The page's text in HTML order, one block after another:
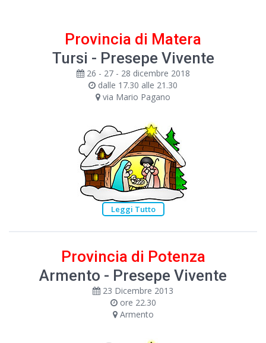
Provincia di Matera
Tursi - Presepe Vivente
26 - 27 - 28 dicembre 2018
dalle 17.30 alle 21.30
via Mario Pagano
Leggi Tutto
Provincia di Potenza
Armento - Presepe Vivente
23 Dicembre 2013
ore 22.30
Armento